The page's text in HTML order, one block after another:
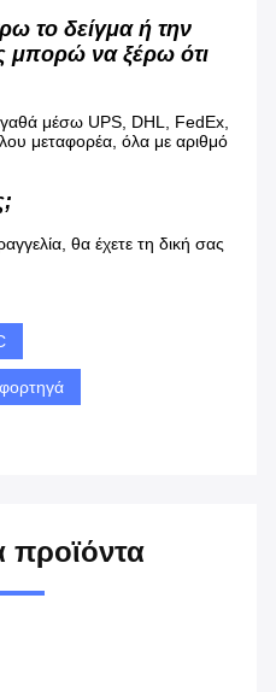
το δείγμα ή την
μπορώ να ξέρω ότι
μέσω UPS, DHL, FedEx,
μεταφορέα, όλα με αριθμό
θα έχετε τη δική σας
προϊόντα